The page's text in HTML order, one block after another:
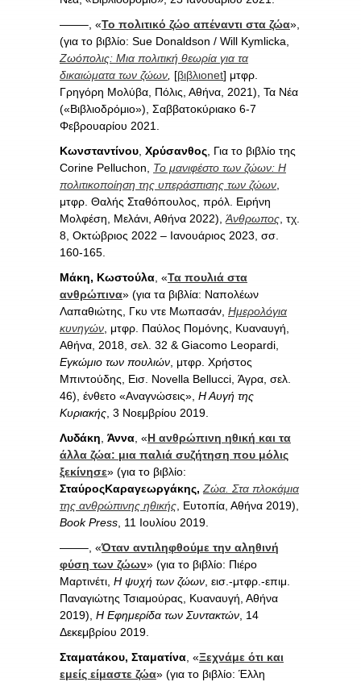
——–, «Το πολιτικό ζώο απέναντι στα ζώα»,
(για το βιβλίο: Sue Donaldson / Will Kymlicka,
Ζωόπολις: Μια πολιτική θεωρία για τα
δικαιώματα των ζώων, [βιβλιοnet] μτφρ.
Γρηγόρη Μολύβα, Πόλις, Αθήνα, 2021), Τα Νέα
(«Βιβλιοδρόμιο»), Σαββατοκύριακο 6-7
Φεβρουαρίου 2021.
Κωνσταντίνου, Χρύσανθος, Για το βιβλίο της
Corine Pelluchon, Το μανιφέστο των ζώων: Η
πολιτικοποίηση της υπεράσπισης των ζώων,
μτφρ. Θαλής Σταθόπουλος, πρόλ. Ειρήνη
Μολφέση, Μελάνι, Αθήνα 2022),Άνθρωπος, τχ.
8, Οκτώβριος 2022 – Ιανουάριος 2023, σσ.
160-165.
Μάκη, Κωστούλα, «Τα πουλιά στα
ανθρώπινα» (για τα βιβλία: Ναπολέων
Λαπαθιώτης, Γκυ ντε Μωπασάν, Ημερολόγια
κυνηγών, μτφρ. Παύλος Πομόνης, Κυαναυγή,
Αθήνα, 2018, σελ. 32 & Giacomo Leopardi,
Εγκώμιο των πουλιών, μτφρ. Χρήστος
Μπιντούδης, Εισ. Novella Bellucci, Άγρα, σελ.
46), ένθετο «Αναγνώσεις», Η Αυγή της
Κυριακής, 3 Νοεμβρίου 2019.
Λυδάκη, Άννα, «Η ανθρώπινη ηθική και τα
άλλα ζώα: μια παλιά συζήτηση που μόλις
ξεκίνησε» (για το βιβλίο:
ΣταύροςΚαραγεωργάκης,Ζώα. Στα πλοκάμια
της ανθρώπινης ηθικής, Ευτοπία, Αθήνα 2019),
Book Press, 11 Ιουλίου 2019.
——–, «Όταν αντιληφθούμε την αληθινή
φύση των ζώων» (για το βιβλίο: Πιέρο
Μαρτινέτι, Η ψυχή των ζώων, εισ.-μτφρ.-επιμ.
Παναγιώτης Τσιαμούρας, Κυαναυγή, Αθήνα
2019), Η Εφημερίδα των Συντακτών, 14
Δεκεμβρίου 2019.
Σταματάκου, Σταματίνα, «Ξεχνάμε ότι και
εμείς είμαστε ζώα» (για το βιβλίο: Έλλη